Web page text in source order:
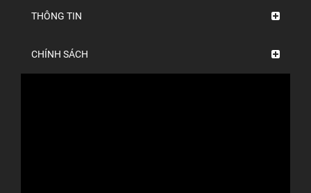
THÔNG TIN
CHÍNH SÁCH